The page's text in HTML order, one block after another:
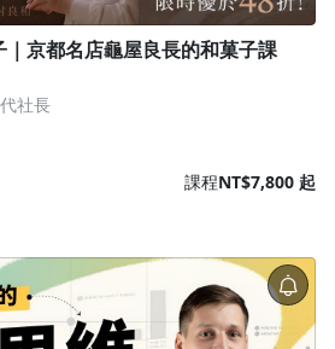
京都名店龜屋良長的和菓子課
社長
課程NT$7,800 起